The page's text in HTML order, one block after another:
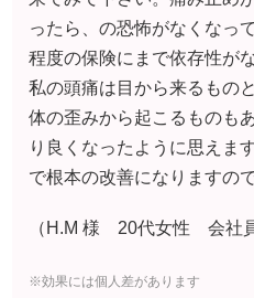
（H.M 様 20代女性 会社
※効果には個人差があります
※他にも多数のお声